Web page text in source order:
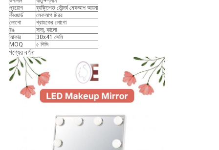
প্রয়োগ
ব্যক্তিগত সৌন্দর্য মেকআপ আয়না
কীওয়ার্ড
মেকআপ মিরর
লোগো
গ্রাহকের লোগো
রঙ
সাদা, কালো
আকার
30x41 সেমি
MOQ
৫ পিসি
পণ্যের বর্ণনা